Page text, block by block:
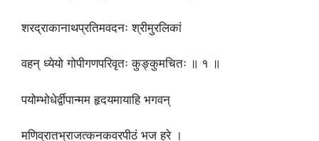
शरद्राकानाथप्रतिमवदनः श्रीमुरलिकां
वहन् ध्येयो गोपीगणपरिवृतः कुङ्कुमचितः ॥ १ ॥
पयोम्भोधेर्द्वीपान्मम हृदयमायाहि भगवन्
मणिव्रातभ्राजत्कनकवरपीठं भज हरे ।